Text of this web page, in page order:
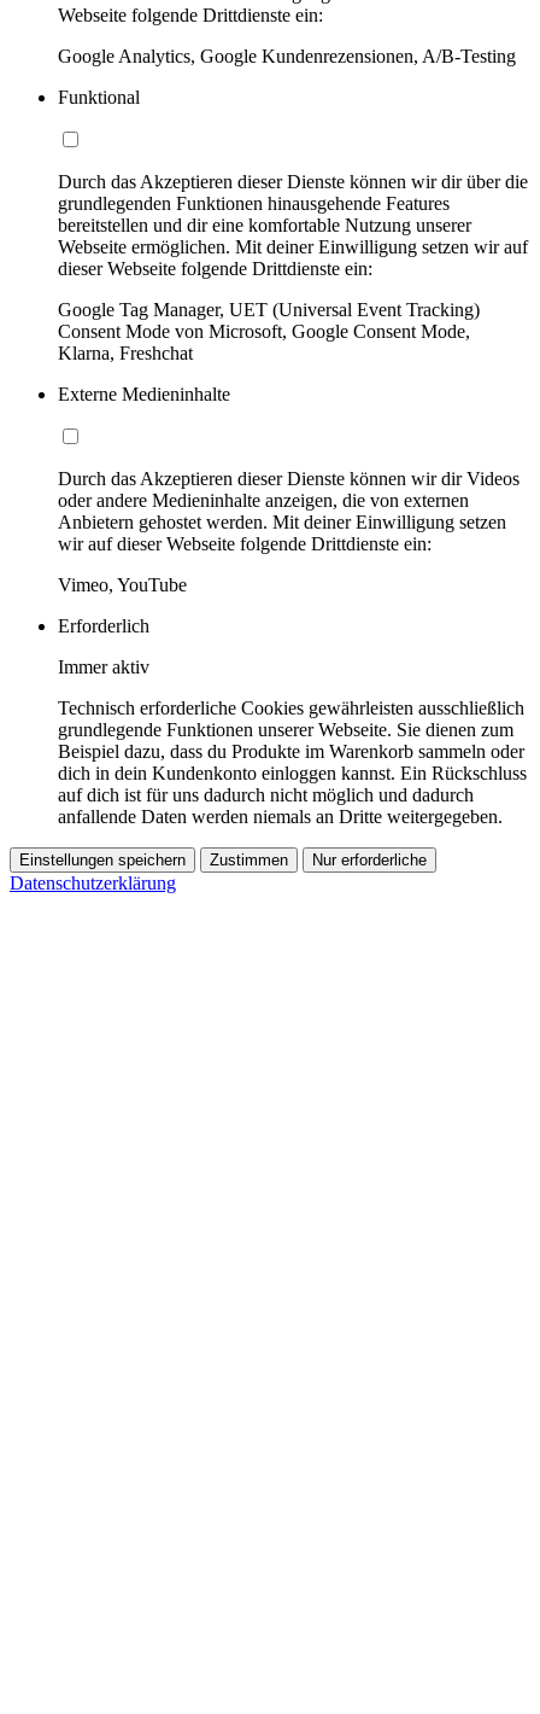
Webseite folgende Drittdienste ein:
Google Analytics, Google Kundenrezensionen, A/B-Testing
Funktional
Durch das Akzeptieren dieser Dienste können wir dir über die
grundlegenden Funktionen hinausgehende Features
bereitstellen und dir eine komfortable Nutzung unserer
Webseite ermöglichen. Mit deiner Einwilligung setzen wir auf
dieser Webseite folgende Drittdienste ein:
Google Tag Manager, UET (Universal Event Tracking)
Consent Mode von Microsoft, Google Consent Mode,
Klarna, Freshchat
Externe Medieninhalte
Durch das Akzeptieren dieser Dienste können wir dir Videos
oder andere Medieninhalte anzeigen, die von externen
Anbietern gehostet werden. Mit deiner Einwilligung setzen
wir auf dieser Webseite folgende Drittdienste ein:
Vimeo, YouTube
Erforderlich
Immer aktiv
Technisch erforderliche Cookies gewährleisten ausschließlich
grundlegende Funktionen unserer Webseite. Sie dienen zum
Beispiel dazu, dass du Produkte im Warenkorb sammeln oder
dich in dein Kundenkonto einloggen kannst. Ein Rückschluss
auf dich ist für uns dadurch nicht möglich und dadurch
anfallende Daten werden niemals an Dritte weitergegeben.
Einstellungen speichern Zustimmen Nur erforderliche
Datenschutzerklärung